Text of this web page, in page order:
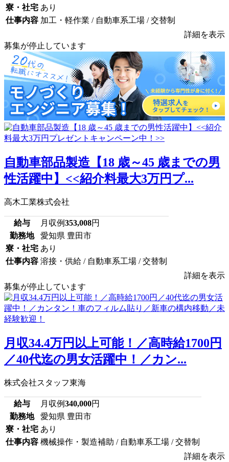
寮・社宅 あり
仕事内容 加工・軽作業 / 自動車系工場 / 交替制
詳細を表示
募集が停止しています
自動車部品製造【18 歳～45 歳までの男
性活躍中】<<紹介料最大3万円プ...
高木工業株式会社
給与 月収例353,008円
勤務地
愛知県 豊田市
寮・社宅 あり
仕事内容 溶接・供給 / 自動車系工場 / 交替制
詳細を表示
募集が停止しています
月収34.4万円以上可能！／高時給1700円
／40代迄の男女活躍中！／カン...
株式会社スタッフ東海
給与 月収例340,000円
勤務地
愛知県 豊田市
寮・社宅 あり
仕事内容 機械操作・製造補助 / 自動車系工場 / 交替制
詳細を表示